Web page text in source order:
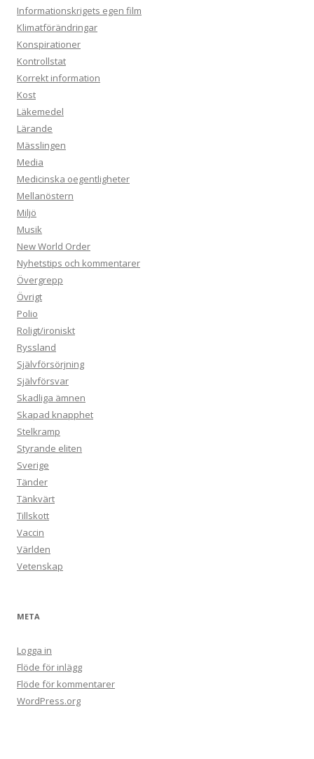
Informationskrigets egen film
Klimatförändringar
Konspirationer
Kontrollstat
Korrekt information
Kost
Läkemedel
Lärande
Mässlingen
Media
Medicinska oegentligheter
Mellanöstern
Miljö
Musik
New World Order
Nyhetstips och kommentarer
Övergrepp
Övrigt
Polio
Roligt/ironiskt
Ryssland
Självförsörjning
Självförsvar
Skadliga ämnen
Skapad knapphet
Stelkramp
Styrande eliten
Sverige
Tänder
Tänkvärt
Tillskott
Vaccin
Världen
Vetenskap
META
Logga in
Flöde för inlägg
Flöde för kommentarer
WordPress.org